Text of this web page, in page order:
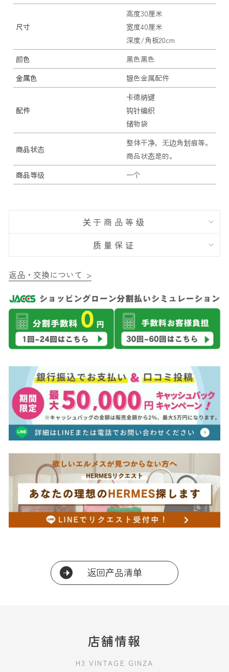
尺寸
高度30厘米
宽度40厘米
深度/角板20cm
颜色
黑色黑色
金属色
银色金属配件
配件
卡德纳键
钩针编织
储物袋
商品状态
整体干净，无边角划痕等。
商品状态是的。
商品等级
一个
关于商品等级
质量保证
返品・交換について >
返回产品清单
店舗情報
H3 VINTAGE GINZA